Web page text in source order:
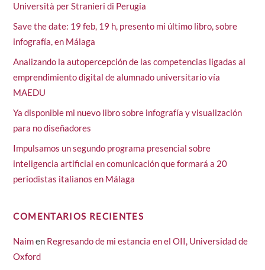
Università per Stranieri di Perugia
Save the date: 19 feb, 19 h, presento mi último libro, sobre
infografía, en Málaga
Analizando la autopercepción de las competencias ligadas al
emprendimiento digital de alumnado universitario vía
MAEDU
Ya disponible mi nuevo libro sobre infografía y visualización
para no diseñadores
Impulsamos un segundo programa presencial sobre
inteligencia artificial en comunicación que formará a 20
periodistas italianos en Málaga
COMENTARIOS RECIENTES
Naimen Regresando de mi estancia en el OII, Universidad de
Oxford